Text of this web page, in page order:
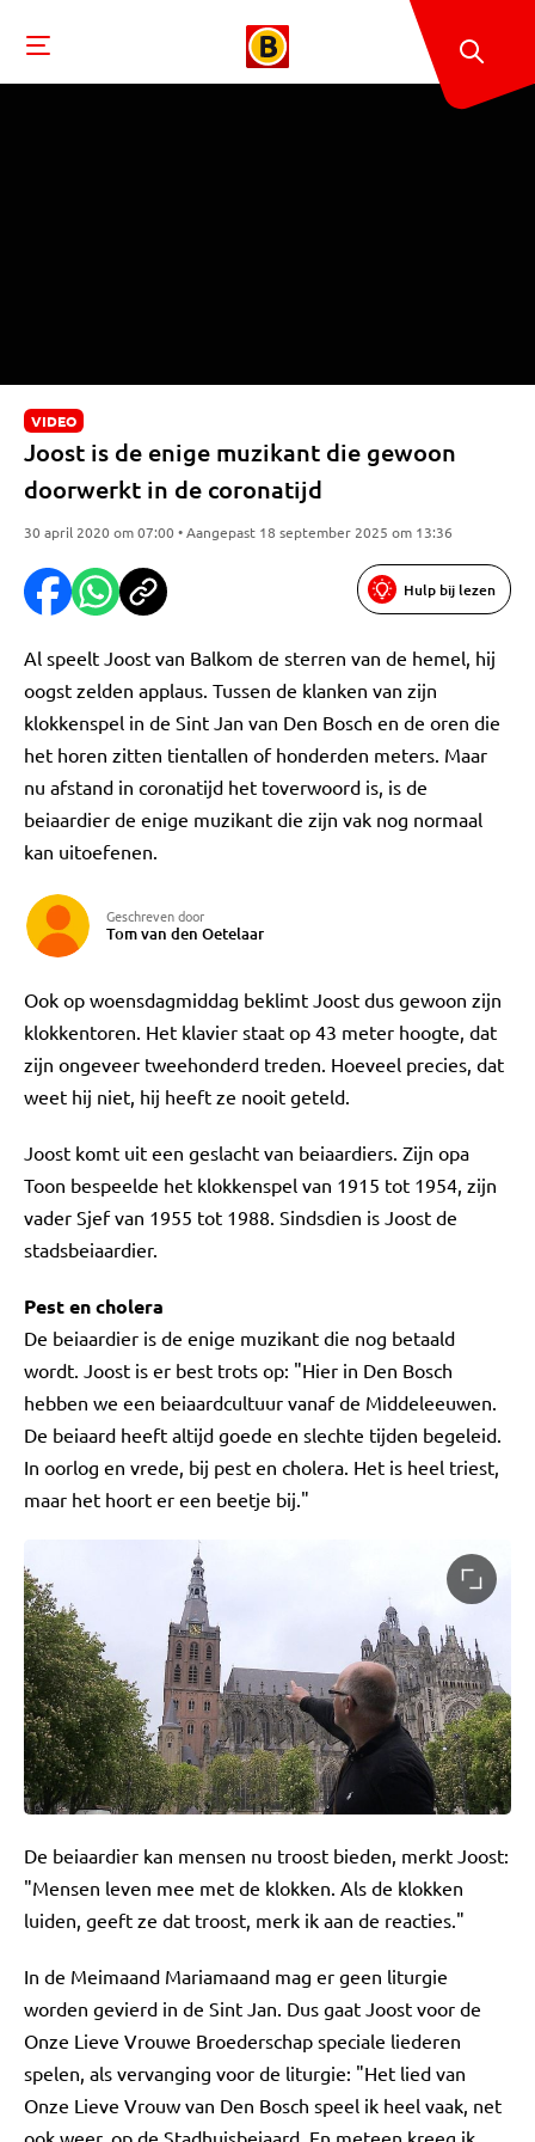
VIDEO
Joost is de enige muzikant die gewoon
doorwerkt in de coronatijd
30 april 2020 om 07:00 • Aangepast 18 september 2025 om 13:36
Hulp bij lezen
Al speelt Joost van Balkom de sterren van de hemel, hij
oogst zelden applaus. Tussen de klanken van zijn
klokkenspel in de Sint Jan van Den Bosch en de oren die
het horen zitten tientallen of honderden meters. Maar
nu afstand in coronatijd het toverwoord is, is de
beiaardier de enige muzikant die zijn vak nog normaal
kan uitoefenen.
Geschreven door
Tom van den Oetelaar
Ook op woensdagmiddag beklimt Joost dus gewoon zijn
klokkentoren. Het klavier staat op 43 meter hoogte, dat
zijn ongeveer tweehonderd treden. Hoeveel precies, dat
weet hij niet, hij heeft ze nooit geteld.
Joost komt uit een geslacht van beiaardiers. Zijn opa
Toon bespeelde het klokkenspel van 1915 tot 1954, zijn
vader Sjef van 1955 tot 1988. Sindsdien is Joost de
stadsbeiaardier.
Pest en cholera
De beiaardier is de enige muzikant die nog betaald
wordt. Joost is er best trots op: "Hier in Den Bosch
hebben we een beiaardcultuur vanaf de Middeleeuwen.
De beiaard heeft altijd goede en slechte tijden begeleid.
In oorlog en vrede, bij pest en cholera. Het is heel triest,
maar het hoort er een beetje bij."
De beiaardier kan mensen nu troost bieden, merkt Joost:
"Mensen leven mee met de klokken. Als de klokken
luiden, geeft ze dat troost, merk ik aan de reacties."
In de Meimaand Mariamaand mag er geen liturgie
worden gevierd in de Sint Jan. Dus gaat Joost voor de
Onze Lieve Vrouwe Broederschap speciale liederen
spelen, als vervanging voor de liturgie: "Het lied van
Onze Lieve Vrouw van Den Bosch speel ik heel vaak, net
ook weer, op de Stadhuisbeiaard. En meteen kreeg ik